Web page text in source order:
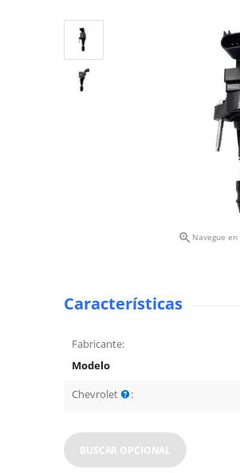
 Navegue
Características
Fabricante:
Modelo
Chevrolet
:
BUSCAR OPCIONAL